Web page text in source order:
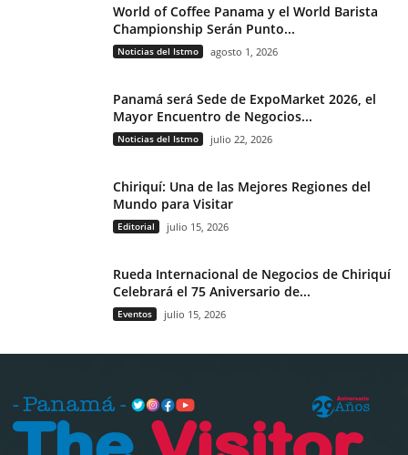
World of Coffee Panama y el World Barista
Championship Serán Punto...
Noticias del Istmo agosto 1, 2026
Panamá será Sede de ExpoMarket 2026, el
Mayor Encuentro de Negocios...
Noticias del Istmo julio 22, 2026
Chiriquí: Una de las Mejores Regiones del
Mundo para Visitar
Editorial julio 15, 2026
Rueda Internacional de Negocios de Chiriquí
Celebrará el 75 Aniversario de...
Eventos julio 15, 2026